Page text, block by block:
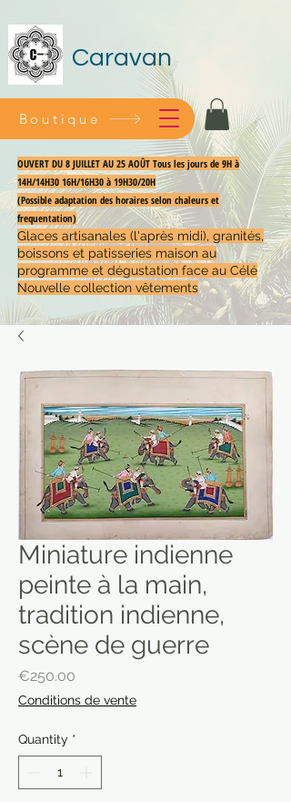
Caravan
OUVERT DU 8 JUILLET AU 25 AOÛT Tous les jours de 9H à
14H/14H30 16H/16H30 à 19H30/20H
(Possible adaptation des horaires selon chaleurs et
frequentation)
Glaces artisanales (l'après midi), granités,
boissons et patisseries maison au
programme et dégustation face au Célé
Nouvelle collection vêtements
Boutique
Miniature indienne
peinte à la main,
tradition indienne,
scène de guerre
€250.00
Conditions de vente
Quantity *